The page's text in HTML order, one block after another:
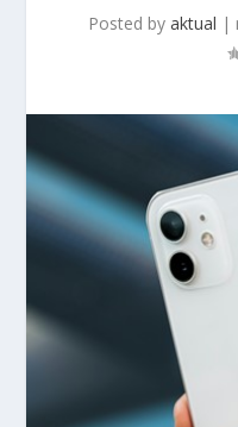
Posted by aktual |